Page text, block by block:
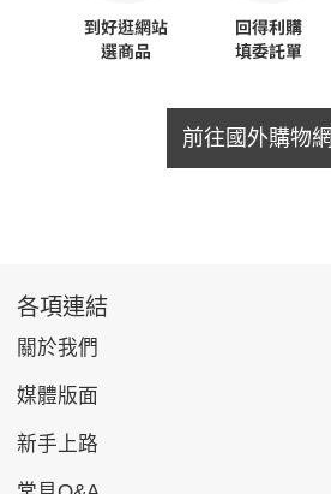
前往國外購物
各項連結
關於我們
媒體版面
新手上路